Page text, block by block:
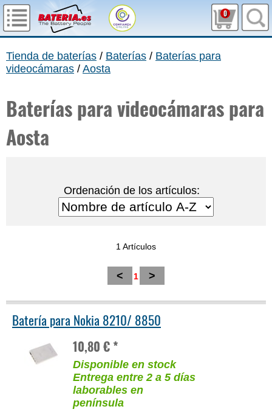
0
Tienda de baterías / Baterías / Baterías para
videocámaras / Aosta
Baterías para videocámaras para
Aosta
Ordenación de los artículos:
1 Artículos
< 1 >
Batería para Nokia 8210/ 8850
10,80 € *
Disponible en stock
Entrega entre 2 a 5 días
laborables en
península